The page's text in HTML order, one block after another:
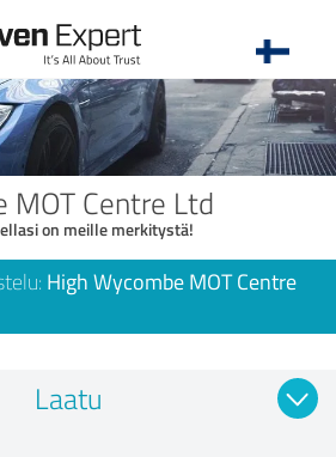
MOT Centre Ltd
on meille merkitystä!
High Wycombe MOT Centre
Laatu